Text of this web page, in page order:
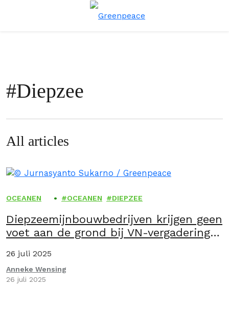
#Diepzee
All articles
OCEANEN OCEANEN DIEPZEE
Diepzeemijnbouwbedrijven krijgen geen
voet aan de grond bij VN-vergadering
26 juli 2025
Anneke Wensing
26 juli 2025